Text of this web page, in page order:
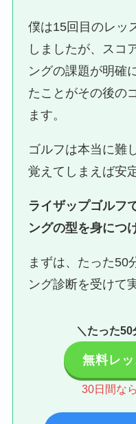
僕は15回目のレッ
しましたが、スコ
ングの課題が明確
たことがその後の
ます。
ゴルフは本当に難
覚えてしまえば安
ライザップゴルフ
ングの型を身につ
まずは、たった50
ング診断を受けて
＼たった
無料レ
30日間な